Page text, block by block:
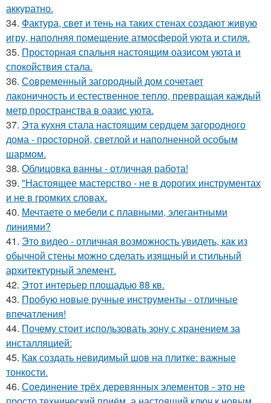
аккуратно.
34. Фактура, свет и тень на таких стенах создают живую
игру, наполняя помещение атмосферой уюта и стиля.
35. Просторная спальня настоящим оазисом уюта и
спокойствия стала.
36. Современный загородный дом сочетает
лаконичность и естественное тепло, превращая каждый
метр пространства в оазис уюта.
37. Эта кухня стала настоящим сердцем загородного
дома - просторной, светлой и наполненной особым
шармом.
38. Облицовка ванны - отличная работа!
39. "Настоящее мастерство - не в дорогих инструментах
и не в громких словах.
40. Мечтаете о мебели с плавными, элегантными
линиями?
41. Это видео - отличная возможность увидеть, как из
обычной стены можно сделать изящный и стильный
архитектурный элемент.
42. Этот интерьер площадью 88 кв.
43. Пробую новые ручные инструменты - отличные
впечатления!
44. Почему стоит использовать зону с хранением за
инсталляцией:
45. Как создать невидимый шов на плитке: важные
тонкости.
46. Соединение трёх деревянных элементов - это не